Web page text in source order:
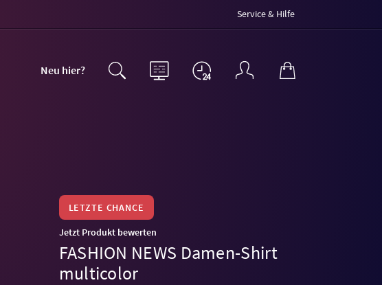
Service & Hilfe
Neu hier?
LETZTE CHANCE
Jetzt Produkt bewerten
FASHION NEWS Damen-Shirt
multicolor